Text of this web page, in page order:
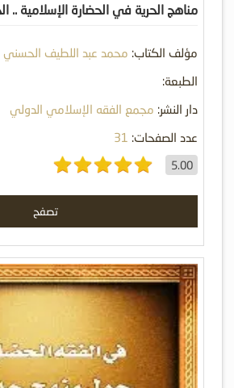
مناهج الحرية في الحضارة الإسلامية ..
مؤلف الكتاب: محمد عبد اللطيف الحسني
الطبعة:
دار النشر: مجمع الفقه الإسلامي الدولي
عدد الصفحات: 31
5.00
تصفح